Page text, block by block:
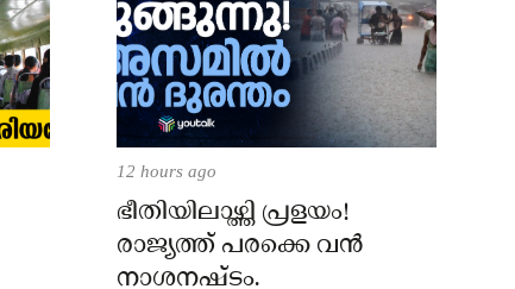
12 hours ago
ഭീതിയിലാഴ്ത്തി പ്രളയം!
രാജ്യത്ത് പരക്കെ വൻ
നാശനഷ്ടം.